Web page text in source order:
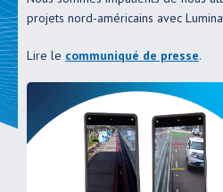
projets nord-américains avec
Lire le communiqué de presse.